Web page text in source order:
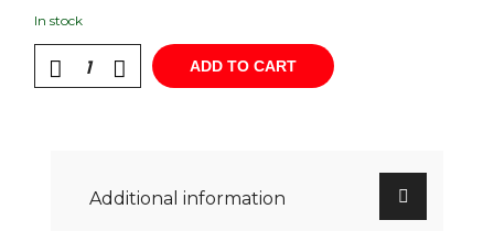
In stock
ADD TO CART
Additional information